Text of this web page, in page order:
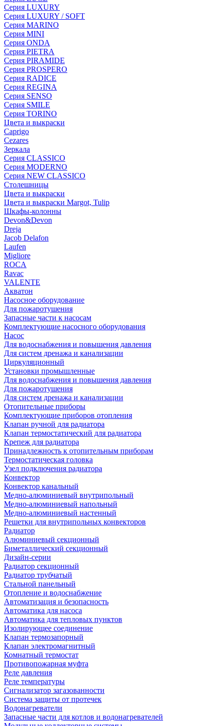
Серия LUXURY
Серия LUXURY / SOFT
Серия MARINO
Серия MINI
Серия ONDA
Серия PIETRA
Серия PIRAMIDE
Серия PROSPERO
Серия RADICE
Серия REGINA
Серия SENSO
Серия SMILE
Серия TORINO
Цвета и выкраски
Caprigo
Cezares
Зеркала
Серия CLASSICO
Серия MODERNO
Серия NEW CLASSICO
Столешницы
Цвета и выкраски
Цвета и выкраски Margot, Tulip
Шкафы-колонны
Devon&Devon
Dreja
Jacob Delafon
Laufen
Migliore
ROCA
Rаvac
VALENTE
Акватон
Насосное оборудование
Для пожаротушения
Запасные части к насосам
Комплектующие насосного оборудования
Насос
Для водоснабжения и повышения давления
Для систем дренажа и канализации
Циркуляционный
Установки промышленные
Для водоснабжения и повышения давления
Для пожаротушения
Для систем дренажа и канализации
Отопительные приборы
Комплектующие приборов отопления
Клапан ручной для радиатора
Клапан термостатический для радиатора
Крепеж для радиатора
Принадлежность к отопительным приборам
Термостатическая головка
Узел подключения радиатора
Конвектор
Конвектор канальный
Медно-алюминиевый внутрипольный
Медно-алюминиевый напольный
Медно-алюминиевый настенный
Решетки для внутрипольных конвекторов
Радиатор
Алюминиевый секционный
Биметаллический секционный
Дизайн-серии
Радиатор секционный
Радиатор трубчатый
Стальной панельный
Отопление и водоснабжение
Автоматизация и безопасность
Автоматика для насоса
Автоматика для тепловых пунктов
Изолирующее соединение
Клапан термозапорный
Клапан электромагнитный
Комнатный термостат
Противопожарная муфта
Реле давления
Реле температуры
Сигнализатор загазованности
Система защиты от протечек
Водонагреватели
Запасные части для котлов и водонагревателей